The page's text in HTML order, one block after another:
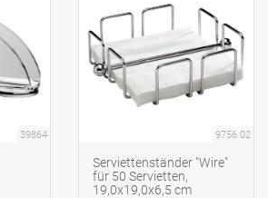
39864 9756.02
Serviettenständer "Wire"
für 50 Servietten,
19,0x19,0x6,5 cm